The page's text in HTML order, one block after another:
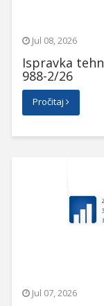
Jul 08, 2026
Ispravka
988-2/26
Pročitaj
Jul 07, 2026